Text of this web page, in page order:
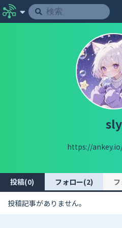
sly
https://
投稿(0) フォロー(2)
投稿記事がありません。